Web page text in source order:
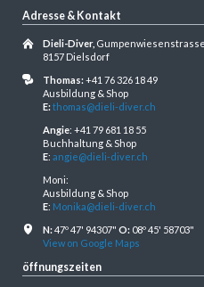
Adresse & Kontakt
Dieli-Diver,
8157 Dielsdorf
Thomas:+41 76 326 18 49
Ausbildung & Shop
E:thomas@dieli-diver.ch
Angie: +41 79 681 18 55
Buchhaltung & Shop
E: angie@dieli-diver.ch
Moni:
Ausbildung & Shop
E: Monika@dieli-diver.ch
N:47º 47' 94307" O:08º 45' 58703"
View on Google Maps
öffnungszeiten